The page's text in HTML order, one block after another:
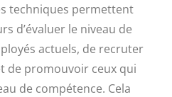
techniques permettent
d’évaluer le niveau de
actuels, de recruter
de promouvoir ceux qui
de compétence. Cela